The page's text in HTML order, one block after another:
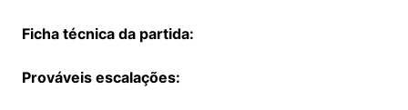
Ficha técnica da partida:
Prováveis escalações: